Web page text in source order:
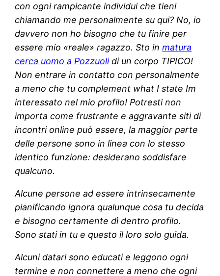
con ogni rampicante individui che tieni
chiamando me personalmente su qui? No, io
davvero non ho bisogno che tu finire per
essere mio «reale» ragazzo. Sto inmatura
cerca uomo a Pozzuolidi un corpo TIPICO!
Non entrare in contatto con personalmente
a meno che tu complement what I state Im
interessato nel mio profilo! Potresti non
importa come frustrante e aggravante siti di
incontri online può essere, la maggior parte
delle persone sono in linea con lo stesso
identico funzione: desiderano soddisfare
qualcuno.
Alcune persone ad essere intrinsecamente
pianificando ignora qualunque cosa tu decida
e bisogno certamente dì dentro profilo.
Sono stati in tu e questo il loro solo guida.
Alcuni datari sono educati e leggono ogni
termine e non connettere a meno che ogni